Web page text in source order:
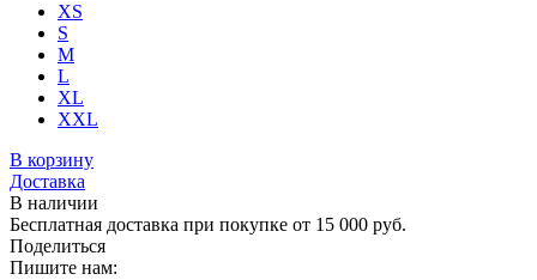
XS
S
M
L
XL
XXL
В корзину
Доставка
В наличии
Бесплатная доставка при покупке от 15 000 руб.
Поделиться
Пишите нам: